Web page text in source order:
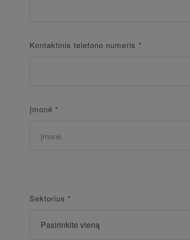
Kontaktinis telefono numeris *
Įmonė *
Sektorius *